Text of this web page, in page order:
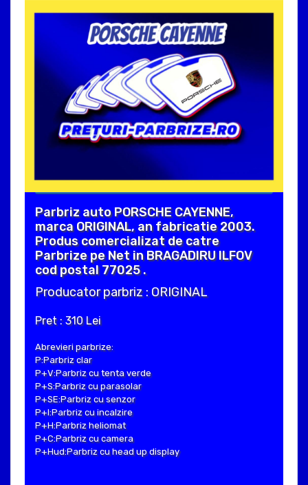
Parbriz auto PORSCHE CAYENNE,
marca ORIGINAL, an fabricatie 2003.
Produs comercializat de catre
Parbrize pe Net in BRAGADIRU ILFOV
cod postal 77025 .
Producator parbriz : ORIGINAL
Pret : 310 Lei
Abrevieri parbrize:
P:Parbriz clar
P+V:Parbriz cu tenta verde
P+S:Parbriz cu parasolar
P+SE:Parbriz cu senzor
P+I:Parbriz cu incalzire
P+H:Parbriz heliomat
P+C:Parbriz cu camera
P+Hud:Parbriz cu head up display